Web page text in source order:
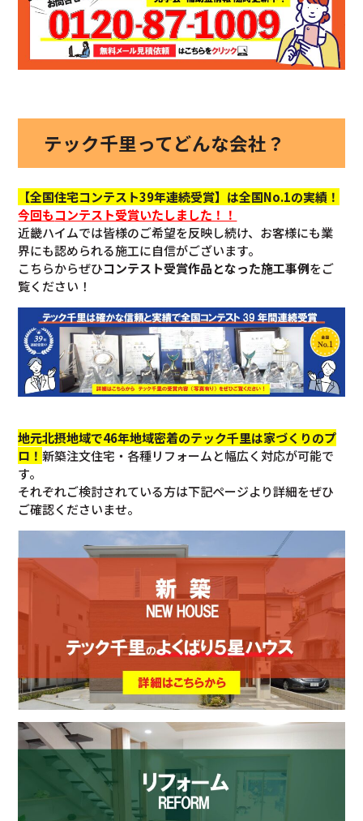
テック千里ってどんな会社？
【全国住宅コンテスト39年連続受賞】は全国No.1の実績！
今回もコンテスト受賞いたしました！！
近畿ハイムでは皆様のご希望を反映し続け、お客様にも業
界にも認められる施工に自信がございます。
こちらからぜひコンテスト受賞作品となった施工事例をご
覧ください！
地元北摂地域で46年地域密着のテック千里は家づくりのプ
ロ！新築注文住宅・各種リフォームと幅広く対応が可能で
す。
それぞれご検討されている方は下記ページより詳細をぜひ
ご確認くださいませ。